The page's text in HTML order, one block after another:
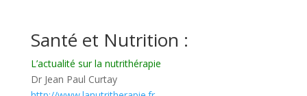
Santé et Nutrition :
L’actualité sur la nutrithérapie
Dr Jean Paul Curtay